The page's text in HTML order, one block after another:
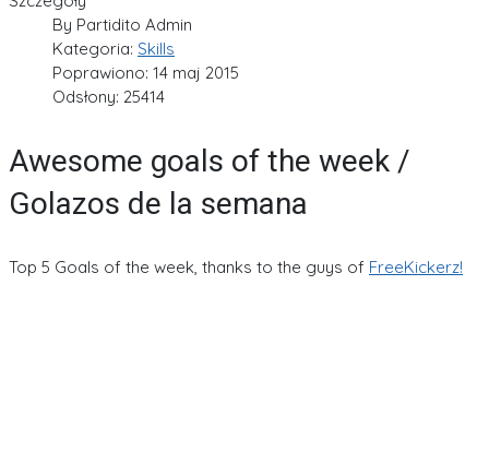
By Partidito Admin
Kategoria: Skills
Poprawiono: 14 maj 2015
Odsłony: 25414
Awesome goals of the week /
Golazos de la semana
Top 5 Goals of the week, thanks to the guys of FreeKickerz!